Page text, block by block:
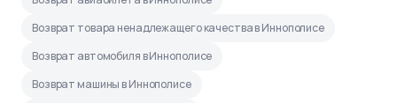
Возврат товара ненадлежащего качества в Иннополисе
Возврат автомобиля в Иннополисе
Возврат машины в Иннополисе